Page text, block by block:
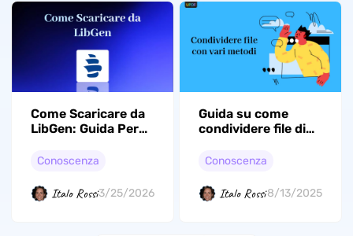
Come Scaricare da
LibGen: Guida Per
Libri
Conoscenza
Italo Rossi3/25/2026
Guida su come
condividere file di
Conoscenza
Italo Rossi8/13/2025